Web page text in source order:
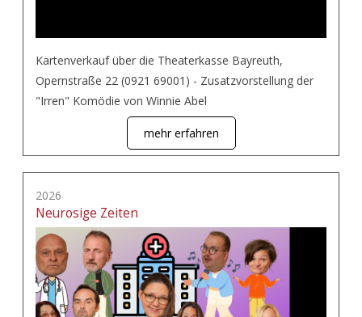
Kartenverkauf über die Theaterkasse Bayreuth,
Opernstraße 22 (0921 69001) - Zusatzvorstellung der
"Irren" Komödie von Winnie Abel
mehr erfahren
2026
Neurosige Zeiten